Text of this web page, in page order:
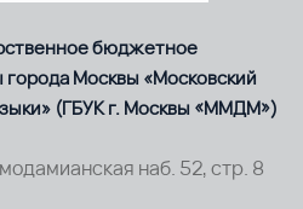
бюджетное
Москвы «Московский
(ГБУК г. Москвы «ММДМ»)
наб. 52, стр. 8